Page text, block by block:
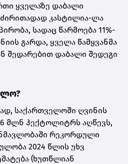
ყველაზე დაბალი
ძირითადად კასტილია-ლა
სადაც წარმოება 11%-
გარდა, ყველა წამყვანმა
შედარებით დაბალი შედეგი
საქართველოში ღვინის
მლნ ჰექტოლიტრს აღწევს,
რეკორდული
2024 წლის უხვ
(ხუთწლიან